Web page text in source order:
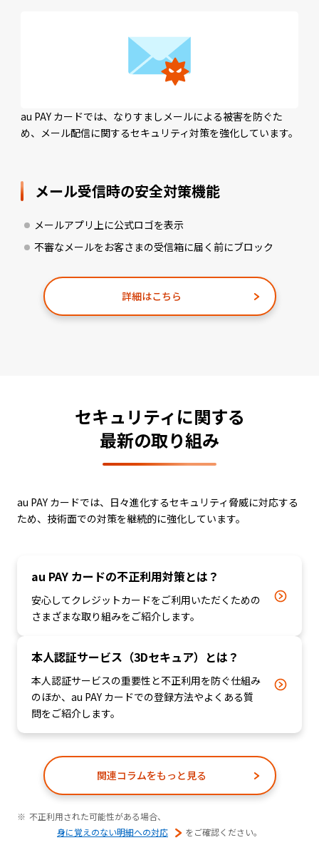
au PAY カードでは、なりすましメールによる被害を防ぐた
め、メール配信に関するセキュリティ対策を強化しています。
メール受信時の安全対策機能
メールアプリ上に公式ロゴを表示
不審なメールをお客さまの受信箱に届く前にブロック
詳細はこちら
セキュリティに関する
最新の取り組み
au PAY カードでは、日々進化するセキュリティ脅威に対応する
ため、技術面での対策を継続的に強化しています。
au PAY カードの不正利用対策とは？
安心してクレジットカードをご利用いただくための
さまざまな取り組みをご紹介します。
本人認証サービス（3Dセキュア）とは？
本⼈認証サービスの重要性と不正利用を防ぐ仕組み
のほか、au PAY カードでの登録方法やよくある質
問をご紹介します。
関連コラムをもっと見る
不正利用された可能性がある場合、
身に覚えのない明細への対応
をご確認ください。